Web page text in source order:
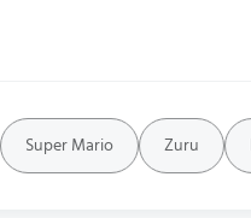
Super Mario Zuru